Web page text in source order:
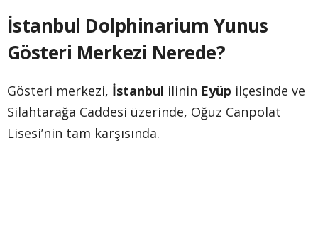
İstanbul Dolphinarium Yunus
Gösteri Merkezi Nerede?
Gösteri merkezi, İstanbul ilinin Eyüp ilçesinde ve
Silahtarağa Caddesi üzerinde, Oğuz Canpolat
Lisesi’nin tam karşısında.